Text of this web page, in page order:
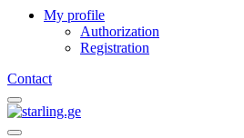
My profile
Authorization
Registration
Contact